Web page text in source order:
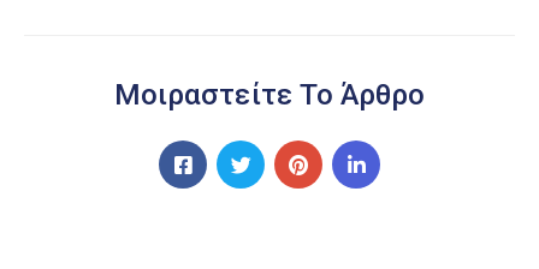
Μοιραστείτε Το Άρθρο